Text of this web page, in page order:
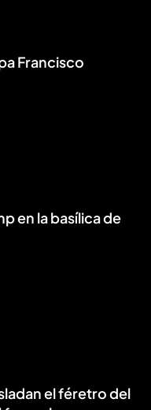
Francisco
en la basílica de
el féretro del